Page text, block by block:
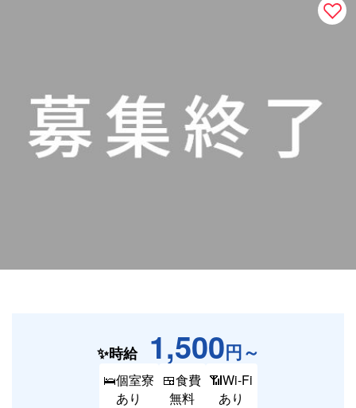
✨時給 1,500円～
🛌個室寮
あり
🍱食費
無料
📶Wi-Fi
あり